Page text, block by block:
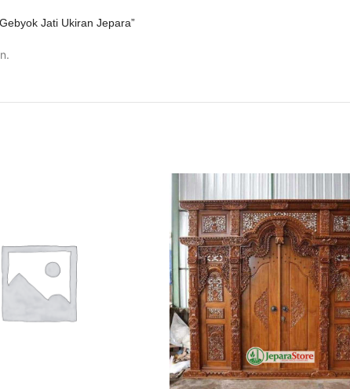
Jati Ukiran Jepara”